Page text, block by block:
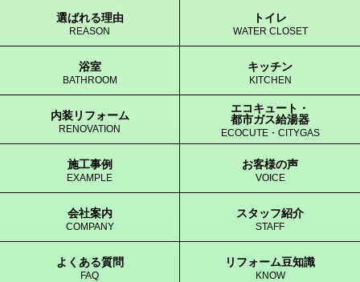
選ばれる理由
REASON
トイレ
WATER CLOSET
浴室
BATHROOM
キッチン
KITCHEN
内装リフォーム
RENOVATION
エコキュート・
都市ガス給湯器
ECOCUTE・CITYGAS
施工事例
EXAMPLE
お客様の声
VOICE
会社案内
COMPANY
スタッフ紹介
STAFF
よくある質問
FAQ
リフォーム豆知識
KNOW